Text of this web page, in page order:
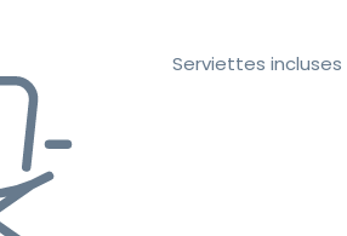
Serviettes incluses